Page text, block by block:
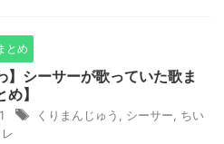
とめ
】シーサーが歌っていた歌ま
】
くりまんじゅう シーサー
ちい